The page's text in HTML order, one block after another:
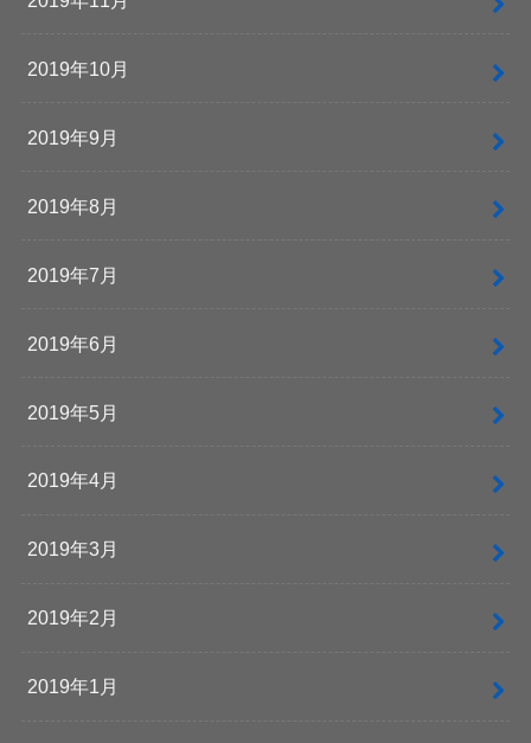
2019年10月
2019年9月
2019年8月
2019年7月
2019年6月
2019年5月
2019年4月
2019年3月
2019年2月
2019年1月